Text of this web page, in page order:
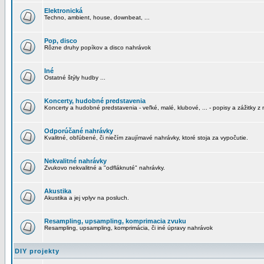
Elektronická
Techno, ambient, house, downbeat, ...
Pop, disco
Rôzne druhy popíkov a disco nahrávok
Iné
Ostatné štýly hudby ...
Koncerty, hudobné predstavenia
Koncerty a hudobné predstavenia - veľké, malé, klubové, ... - popisy a zážitky z
Odporúčané nahrávky
Kvalitné, obľúbené, či niečím zaujímavé nahrávky, ktoré stoja za vypočutie.
Nekvalitné nahrávky
Zvukovo nekvalitné a "odfláknuté" nahrávky.
Akustika
Akustika a jej vplyv na posluch.
Resampling, upsampling, komprimacia zvuku
Resampling, upsampling, komprimácia, či iné úpravy nahrávok
DIY projekty